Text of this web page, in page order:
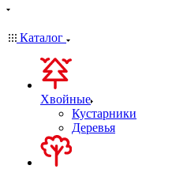
Каталог
Хвойные
Кустарники
Деревья